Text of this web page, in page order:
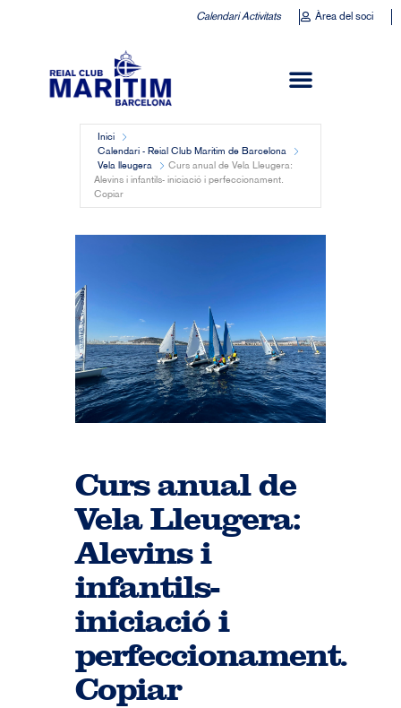
Calendari Activitats Àrea del soci
Inici
Calendari - Reial Club Marítim de Barcelona
Vela lleugera
Curs anual de Vela Lleugera:
Alevins i infantils- iniciació i perfeccionament.
Copiar
Curs anual de
Vela Lleugera:
Alevins i
infantils-
iniciació i
perfeccionament.
Copiar